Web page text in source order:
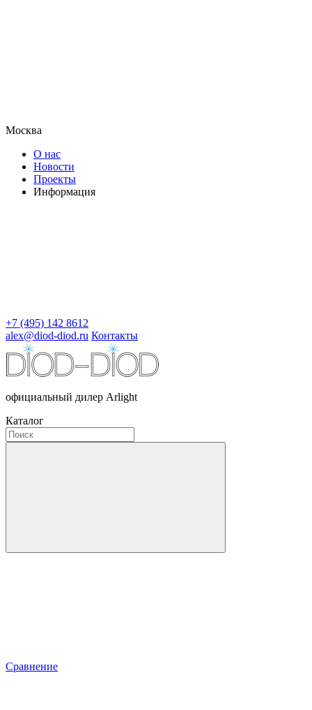
Москва
О нас
Новости
Проекты
Информация
+7 (495) 142 8612
alex@diod-diod.ru Контакты
официальный дилер Arlight
Каталог
Сравнение